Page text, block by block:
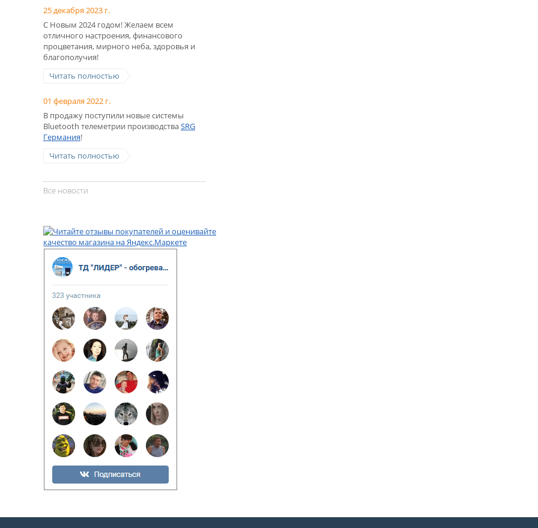
25 декабря 2023 г.
С Новым 2024 годом! Желаем всем
отличного настроения, финансового
процветания, мирного неба, здоровья и
благополучия!
Читать полностью
01 февраля 2022 г.
В продажу поступили новые системы
Bluetooth телеметрии производстваSRG
Германия!
Читать полностью
Все новости